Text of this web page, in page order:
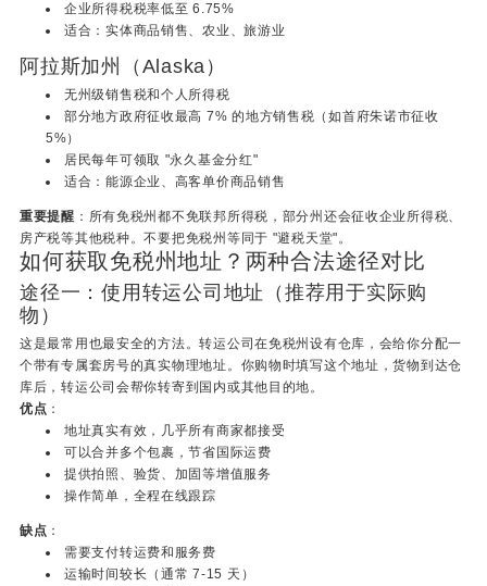
企业所得税税率低至 6.75%
适合：实体商品销售、农业、旅游业
阿拉斯加州（Alaska）
无州级销售税和个人所得税
部分地方政府征收最高 7% 的地方销售税（如首府朱诺市征收
5%）
居民每年可领取 "永久基金分红"
适合：能源企业、高客单价商品销售
重要提醒 ：所有免税州都不免联邦所得税，部分州还会征收企业所得税、
房产税等其他税种。不要把免税州等同于 "避税天堂"。
如何获取免税州地址？两种合法途径对比
途径一：使用转运公司地址（推荐用于实际购
物）
这是最常用也最安全的方法。转运公司在免税州设有仓库，会给你分配一
个带有专属套房号的真实物理地址。你购物时填写这个地址，货物到达仓
库后，转运公司会帮你转寄到国内或其他目的地。
优点 ：
地址真实有效，几乎所有商家都接受
可以合并多个包裹，节省国际运费
提供拍照、验货、加固等增值服务
操作简单，全程在线跟踪
缺点 ：
需要支付转运费和服务费
运输时间较长（通常 7-15 天）